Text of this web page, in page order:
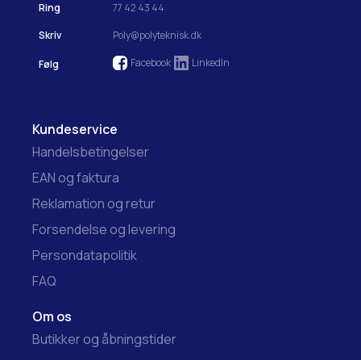
Ring
77 42 43 44
Skriv
Poly@polyteknisk.dk
Følg Facebook LinkedIn
Kundeservice
Handelsbetingelser
EAN og faktura
Reklamation og retur
Forsendelse og levering
Persondatapolitik
FAQ
Om os
Butikker og åbningstider